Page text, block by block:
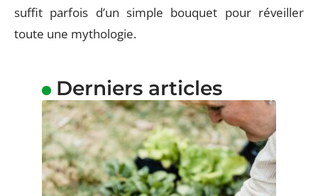
suffit parfois d’un simple bouquet pour réveiller
toute une mythologie.
Derniers articles